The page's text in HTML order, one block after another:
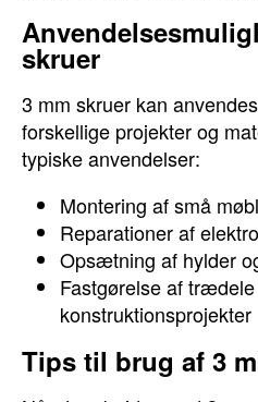
skruer
3 mm skruer kan
forskellige projekter og
typiske anvendelser:
Montering af små
Reparationer af
Opsætning af hylder
Fastgørelse af
konstruktionsprojekter
Tips til brug af 3